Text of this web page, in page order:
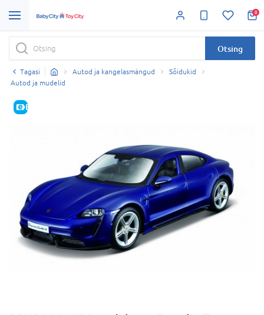
0
Otsing
Tagasi Autod ja kangelasmängud
Sõidukid
Autod ja mudelid
E-HIND